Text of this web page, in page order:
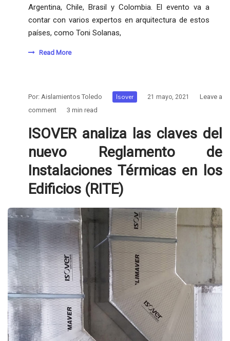
Argentina, Chile, Brasil y Colombia. El evento va a
contar con varios expertos en arquitectura de estos
países, como Toni Solanas,
Read More
Por: Aislamientos Toledo Isover 21 mayo, 2021
Leave a
comment
3 min read
ISOVER analiza las claves del
nuevo Reglamento de
Instalaciones Térmicas en los
Edificios (RITE)